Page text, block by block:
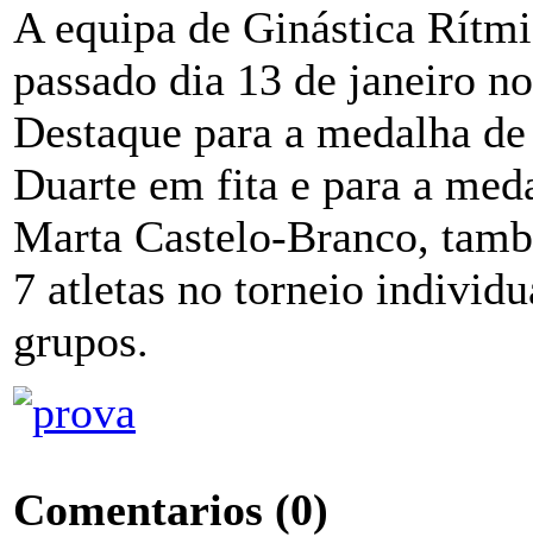
A equipa de Ginástica
passado dia 13 de janeiro
Destaque para a medalha
Duarte em fita e para a
Marta Castelo-Branco,
7 atletas no torneio
grupos.
Comentarios (0)